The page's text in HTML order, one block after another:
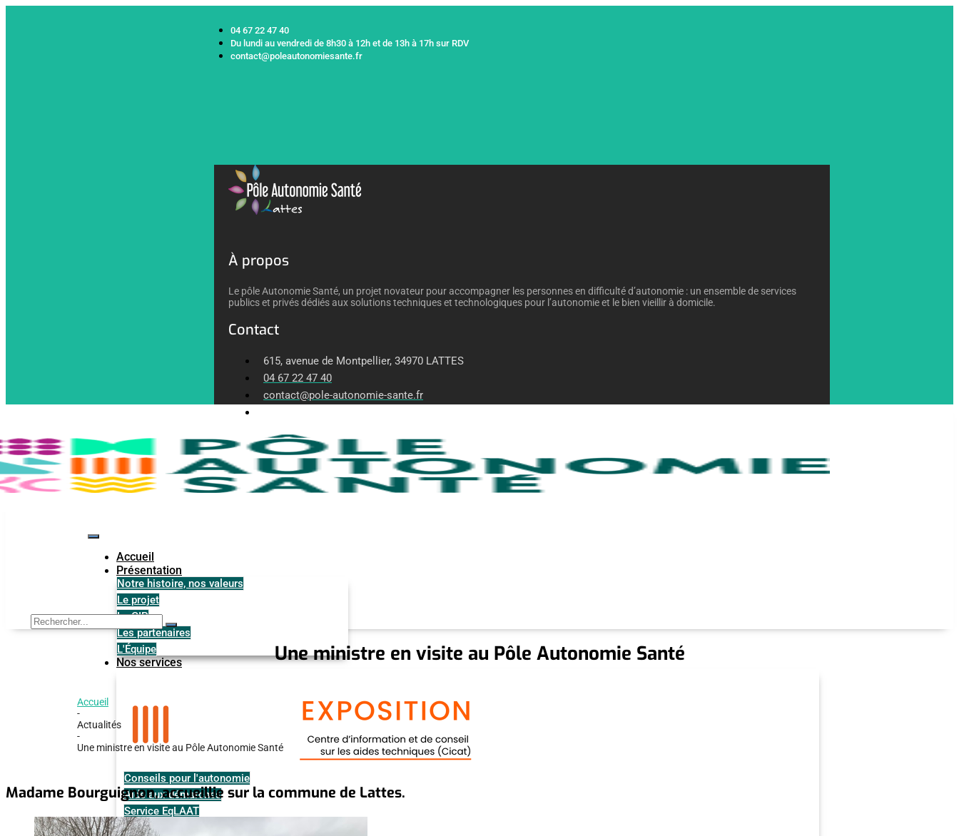
04 67 22 47 40
Du lundi au vendredi de 8h30 à 12h et de 13h à 17h sur RDV
contact@poleautonomiesante.fr
À propos
Le pôle Autonomie Santé, un projet novateur pour accompagner les personnes en difficulté d’autonomie : un ensemble de services
publics et privés dédiés aux solutions techniques et technologiques pour l’autonomie et le bien vieillir à domicile.
Contact
615, avenue de Montpellier, 34970 LATTES
04 67 22 47 40
contact@pole-autonomie-sante.fr
Accueil
Présentation
Notre histoire, nos valeurs
Le projet
Le GIP
Les partenaires
L'Équipe
Nos services
Conseils pour l'autonomie
Aide aux démarches
Service EqLAAT
Une ministre en visite au Pôle Autonomie Santé
Accueil
-
Actualités
-
Une ministre en visite au Pôle Autonomie Santé
Madame Bourguignon, accueillie sur la commune de Lattes.